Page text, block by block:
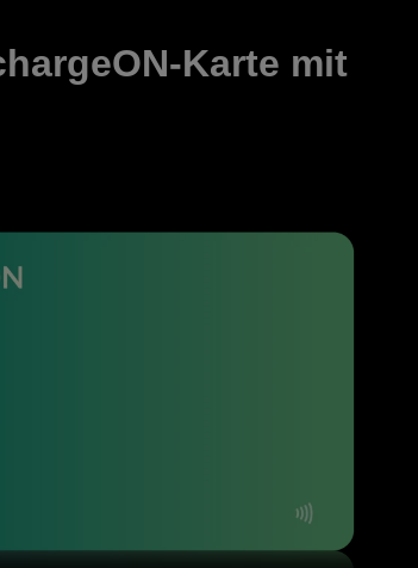
Karte mit